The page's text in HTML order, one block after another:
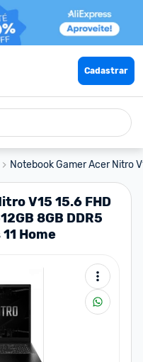
Cadastrar
Notebook Gamer Acer Nitro
V15 15.6 FHD
8GB DDR5
Home